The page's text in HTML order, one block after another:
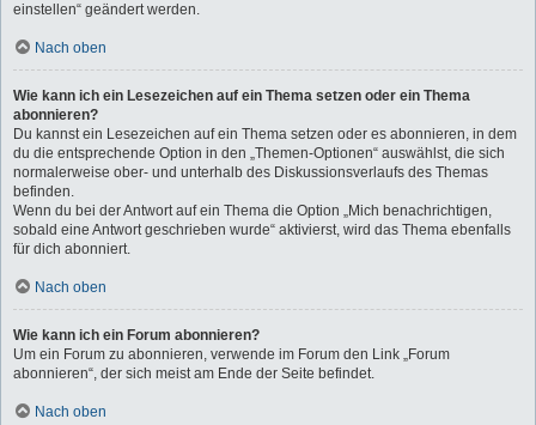
einstellen“ geändert werden.
Nach oben
Wie kann ich ein Lesezeichen auf ein Thema setzen oder ein Thema
abonnieren?
Du kannst ein Lesezeichen auf ein Thema setzen oder es abonnieren, in dem
du die entsprechende Option in den „Themen-Optionen“ auswählst, die sich
normalerweise ober- und unterhalb des Diskussionsverlaufs des Themas
befinden.
Wenn du bei der Antwort auf ein Thema die Option „Mich benachrichtigen,
sobald eine Antwort geschrieben wurde“ aktivierst, wird das Thema ebenfalls
für dich abonniert.
Nach oben
Wie kann ich ein Forum abonnieren?
Um ein Forum zu abonnieren, verwende im Forum den Link „Forum
abonnieren“, der sich meist am Ende der Seite befindet.
Nach oben